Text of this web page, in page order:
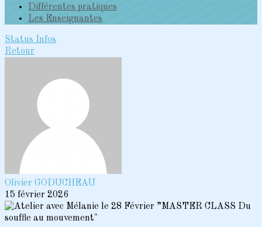
Différentes pratiques
Les Enseignantes
Status Infos
Retour
Olivier GODUCHEAU
15 février 2026